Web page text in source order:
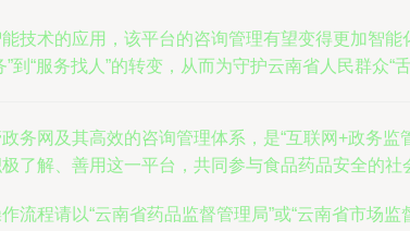
技术的应用，该平台的咨询管理有望变得更加智
到“服务找人”的转变，从而为守护云南省人民群众
务网及其高效的咨询管理体系，是“互联网+政务
了解、善用这一平台，共同参与食品药品安全的社
流程请以“云南省药品监督管理局”或“云南省市场